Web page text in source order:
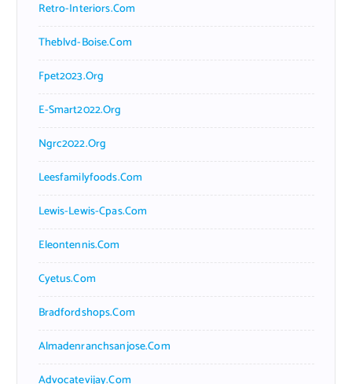
Retro-Interiors.com
Theblvd-Boise.com
Fpet2023.org
E-Smart2022.org
Ngrc2022.org
Leesfamilyfoods.com
Lewis-Lewis-Cpas.com
Eleontennis.com
Cyetus.com
Bradfordshops.com
Almadenranchsanjose.com
Advocatevijay.com